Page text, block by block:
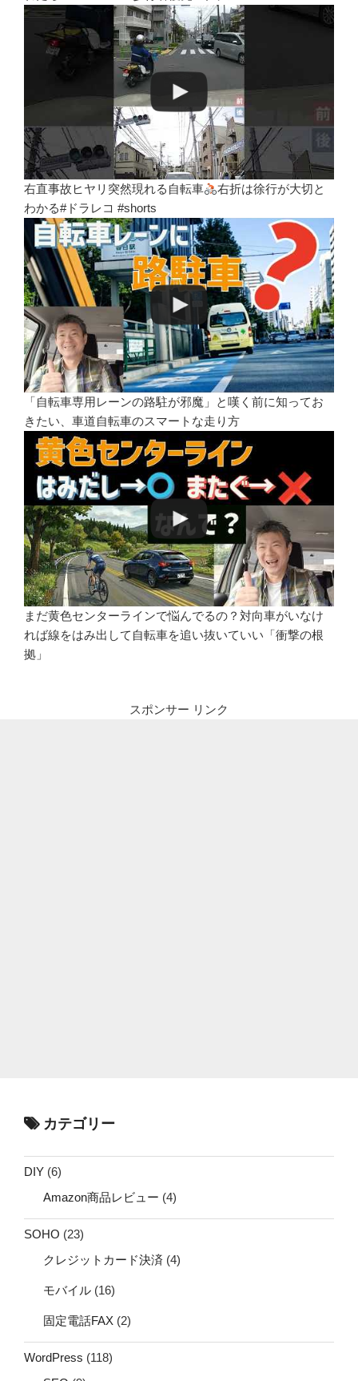
右直事故ヒヤリ突然現れる自転車
右折は徐行が大切と
わかる#ドラレコ #shorts
「自転車専用レーンの路駐が邪魔」と嘆く前に知ってお
きたい、車道自転車のスマートな走り方
まだ黄色センターラインで悩んでるの？対向車がいなけ
れば線をはみ出して自転車を追い抜いていい「衝撃の根
拠」
スポンサー リンク
カテゴリー
DIY (6)
Amazon商品レビュー (4)
SOHO (23)
クレジットカード決済 (4)
モバイル (16)
固定電話FAX (2)
WordPress (118)